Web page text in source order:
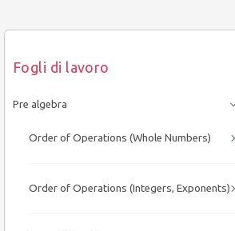
Fogli di lavoro
Pre algebra
Order of Operations (Whole Numbers)
Order of Operations (Integers, Exponents)